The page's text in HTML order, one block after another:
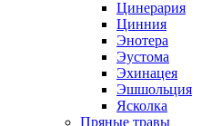
Цинерария
Цинния
Энотера
Эустома
Эхинацея
Эшшольция
Ясколка
Пряные травы